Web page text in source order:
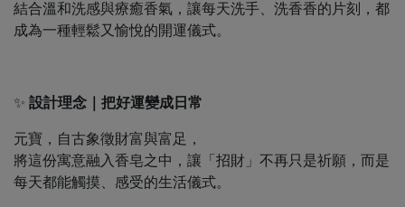
結合溫和洗感與療癒香氣，讓每天洗手、洗香香的片刻，都
成為一種輕鬆又愉悅的開運儀式。
✨ 設計理念｜把好運變成日常
元寶，自古象徵財富與富足，
將這份寓意融入香皂之中，讓「招財」不再只是祈願，而是
每天都能觸摸、感受的生活儀式。